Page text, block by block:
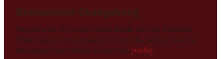
Restaurante chino tradicional desde 1993 en Sabadell.
Platos típicos con productos frescos de calidad. Servicio
tradicional con entrega a domicilio. [+info]